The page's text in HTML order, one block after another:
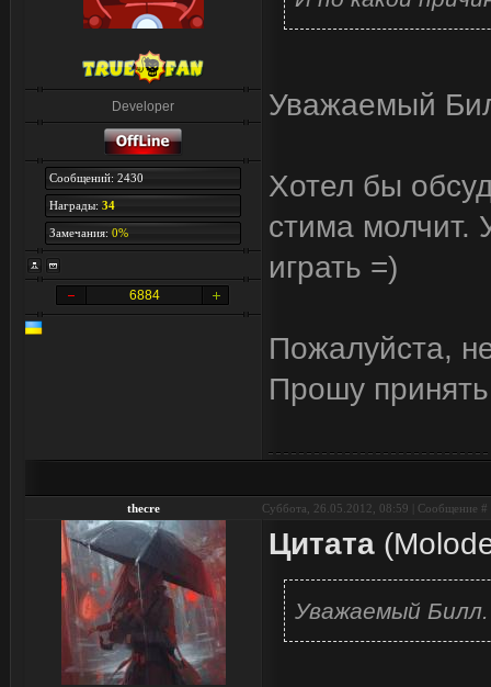
Developer
Сообщений: 2430
Награды: 34
Замечания: 0%
6884
Уважаемый
Хотел бы
стима молчит.
играть =)
Пожалуйста,
Прошу
thecre Суббота, 26.05.2012, 08:59 | Сообщение #
Цитата (
Уважаемый Билл.